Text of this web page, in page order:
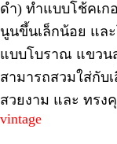
ดำ) ทำแบบโช้คเก
นูนขึ้นเล็กน้อย แล
แบบโบราณ แขวน
สามารถสวมใส่กับ
สวยงาม และ ทรง
vintage